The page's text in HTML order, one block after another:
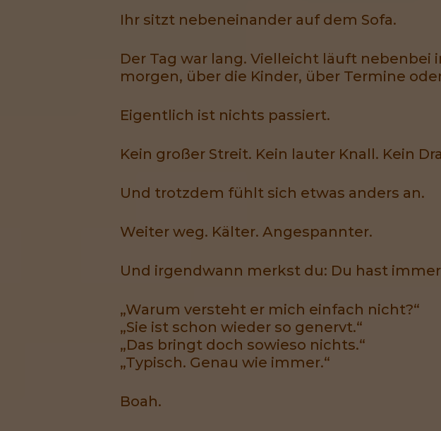
Ihr sitzt nebeneinander auf dem Sofa.
Der Tag war lang. Vielleicht läuft
morgen, über die Kinder, über Termine
Eigentlich ist nichts passiert.
Kein großer Streit. Kein lauter Knall. Kein
Und trotzdem fühlt sich etwas anders an.
Weiter weg. Kälter. Angespannter.
Und irgendwann merkst du: Du hast
„Warum versteht er mich einfach nicht?“
„Sie ist schon wieder so genervt.“
„Das bringt doch sowieso nichts.“
„Typisch. Genau wie immer.“
Boah.